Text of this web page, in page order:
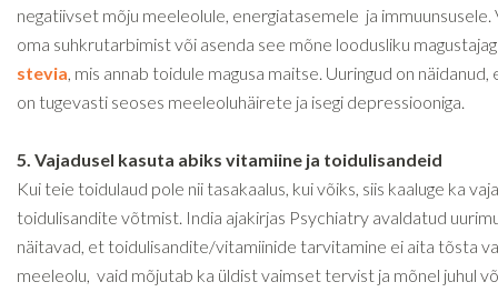
negatiivset mõju meeleolule, energiatasemele ja immuunsusele.
oma suhkrutarbimist või asenda see mõne loodusliku
stevia, mis annab toidule magusa maitse. Uuringud on näidanud,
on tugevasti seoses meeleoluhäirete ja isegi depressiooniga.
5. Vajadusel kasuta abiks vitamiine ja toidulisandeid
Kui teie toidulaud pole nii tasakaalus, kui võiks, siis kaaluge ka
toidulisandite võtmist. India ajakirjas Psychiatry avaldatud
näitavad, et toidulisandite/vitamiinide tarvitamine ei aita tõsta
meeleolu, vaid mõjutab ka üldist vaimset tervist ja mõnel juhul